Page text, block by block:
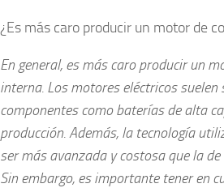
¿Es más caro producir un motor de
En general, es más caro producir un
interna. Los motores eléctricos
componentes como baterías de alta
producción. Además, la tecnología
ser más avanzada y costosa que la
Sin embargo, es importante tener en